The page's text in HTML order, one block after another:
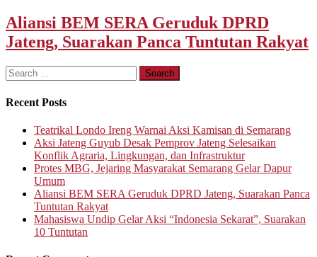
Aliansi BEM SERA Geruduk DPRD
Jateng, Suarakan Panca Tuntutan Rakyat
Search
for:
Recent Posts
Teatrikal Londo Ireng Warnai Aksi Kamisan di Semarang
Aksi Jateng Guyub Desak Pemprov Jateng Selesaikan
Konflik Agraria, Lingkungan, dan Infrastruktur
Protes MBG, Jejaring Masyarakat Semarang Gelar Dapur
Umum
Aliansi BEM SERA Geruduk DPRD Jateng, Suarakan Panca
Tuntutan Rakyat
Mahasiswa Undip Gelar Aksi “Indonesia Sekarat”, Suarakan
10 Tuntutan